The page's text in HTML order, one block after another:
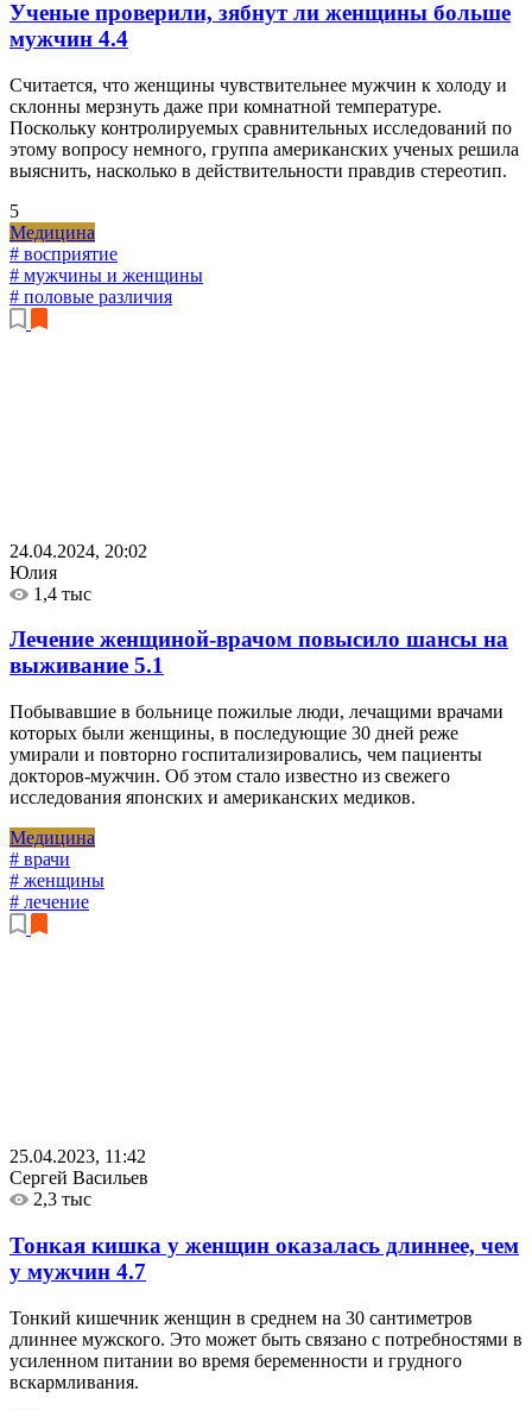
Ученые проверили, зябнут ли женщины больше
мужчин 4.4
Считается, что женщины чувствительнее мужчин к холоду и
склонны мерзнуть даже при комнатной температуре.
Поскольку контролируемых сравнительных исследований по
этому вопросу немного, группа американских ученых решила
выяснить, насколько в действительности правдив стереотип.
5
Медицина
# восприятие
# мужчины и женщины
# половые различия
24.04.2024, 20:02
Юлия
1,4 тыс
Лечение женщиной-врачом повысило шансы на
выживание 5.1
Побывавшие в больнице пожилые люди, лечащими врачами
которых были женщины, в последующие 30 дней реже
умирали и повторно госпитализировались, чем пациенты
докторов-мужчин. Об этом стало известно из свежего
исследования японских и американских медиков.
Медицина
# врачи
# женщины
# лечение
25.04.2023, 11:42
Сергей Васильев
2,3 тыс
Тонкая кишка у женщин оказалась длиннее, чем
у мужчин 4.7
Тонкий кишечник женщин в среднем на 30 сантиметров
длиннее мужского. Это может быть связано с потребностями в
усиленном питании во время беременности и грудного
вскармливания.